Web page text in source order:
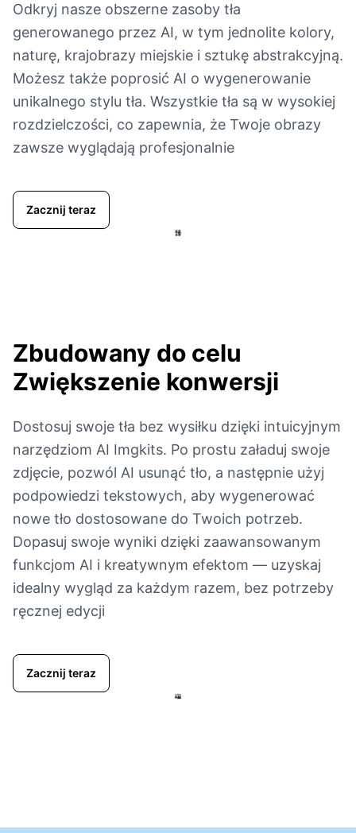
Odkryj nasze obszerne zasoby tła
generowanego przez AI, w tym jednolite kolory,
naturę, krajobrazy miejskie i sztukę abstrakcyjną.
Możesz także poprosić AI o wygenerowanie
unikalnego stylu tła. Wszystkie tła są w wysokiej
rozdzielczości, co zapewnia, że Twoje obrazy
zawsze wyglądają profesjonalnie
Zacznij teraz
Zbudowany do celu
Zwiększenie konwersji
Dostosuj swoje tła bez wysiłku dzięki intuicyjnym
narzędziom AI Imgkits. Po prostu załaduj swoje
zdjęcie, pozwól AI usunąć tło, a następnie użyj
podpowiedzi tekstowych, aby wygenerować
nowe tło dostosowane do Twoich potrzeb.
Dopasuj swoje wyniki dzięki zaawansowanym
funkcjom AI i kreatywnym efektom — uzyskaj
idealny wygląd za każdym razem, bez potrzeby
ręcznej edycji
Zacznij teraz